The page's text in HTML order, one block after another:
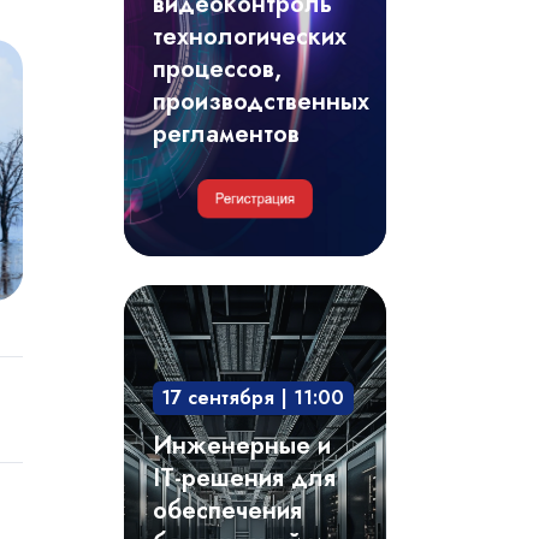
регламентов
технологических
процессов,
производственных
регламентов
Инженерные
и
IT-
решения
для
обеспечения
безотказной
17 сентября | 11:00
Инженерные и
IT-решения для
обеспечения